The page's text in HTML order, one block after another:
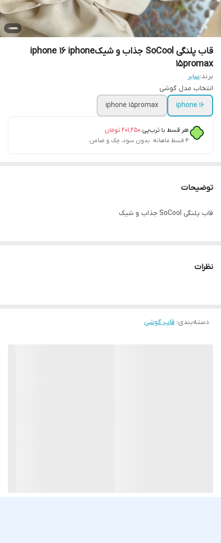
قاب پلنگی SoCool جذاب و شیکiphone 16 iphone
15promax
برند:سایر
انتخاب مدل گوشی
iphone 16
iphone 15promax
هر قسط با ترب‌پی:۲۰۱٬۲۵۰ تومان
۴ قسط ماهانه. بدون سود، چک و ضامن.
توضیحات
قاب پلنگی SoCool جذاب و شیک
نظرات
دسته‌بندی: قاب گوشی